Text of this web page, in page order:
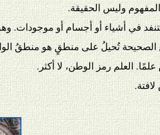
وليس الحقيقة.
في أشياء أو أجسام أو موجودات.
الصحيحة تُحيلُ على منطقٍ هو منطقُ
العلم رمز الوطن، لا أكثر.